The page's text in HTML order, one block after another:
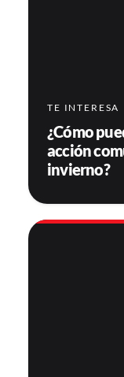
TE INTERESA
¿Cómo
acción
invierno?